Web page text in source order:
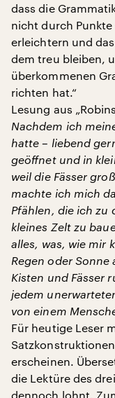
dass die
nicht durch Punkte
erleichtern und
dem treu bleiben,
überkommenen
richten hat.“
Lesung aus
Nachdem ich
hatte – liebend
geöﬀnet und in
weil die Fässer
machte ich mich
Pfählen, die ich zu
kleines Zelt zu
alles, was, wie mir
Regen oder
Kisten und Fässer
jedem
von einem
Für heutige Leser
erscheinen.
die Lektüre des
dennoch lohnt.